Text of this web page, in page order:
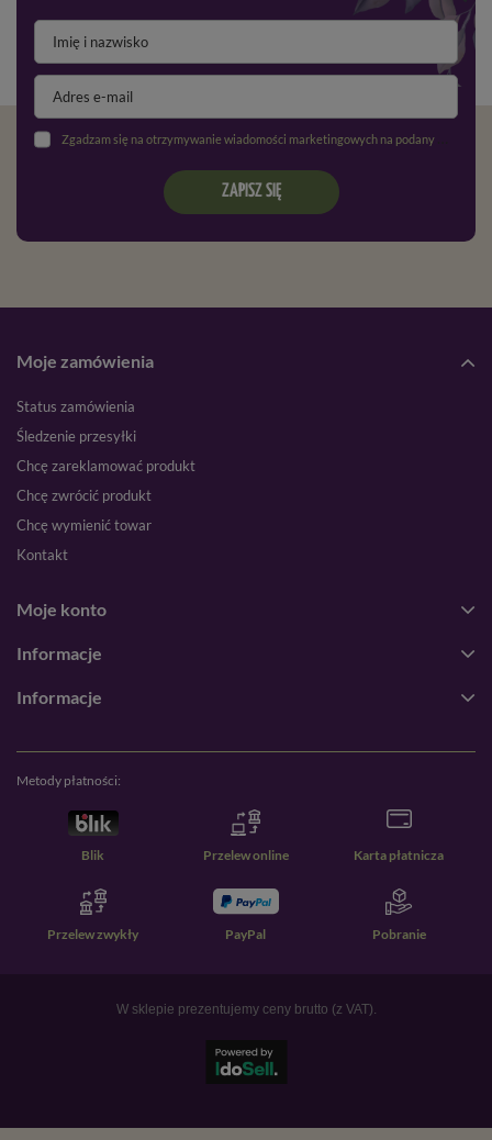
Zgadzam się na otrzymywanie wiadomości marketingowych na podany adres e-mail oraz przetwarzanie danych osobowych zgodnie z
ZAPISZ SIĘ
Moje zamówienia
Status zamówienia
Śledzenie przesyłki
Chcę zareklamować produkt
Chcę zwrócić produkt
Chcę wymienić towar
Kontakt
Moje konto
Informacje
Informacje
Metody płatności:
Blik Przelew online Karta płatnicza
Przelew zwykły PayPal Pobranie
W sklepie prezentujemy ceny brutto (z VAT).